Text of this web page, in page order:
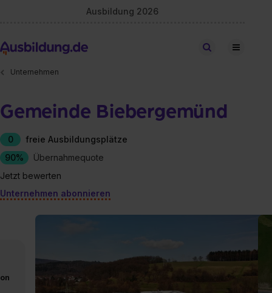
Ausbildung 2026
Stellen finden
Unternehmen
Gemeinde Biebergemünd
0
freie Ausbildungsplätze
90%
Übernahmequote
Jetzt bewerten
Unternehmen abonnieren